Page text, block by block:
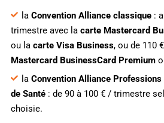
la Convention Alliance classique:
trimestre avec la carte Mastercard
ou la carte Visa Business, ou de 110
Mastercard BusinessCard Premium
la Convention Alliance
de Santé: de 90 à 100 € / trimestre
choisie.